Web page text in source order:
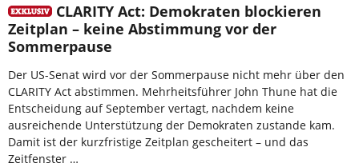
CLARITY Act: Demokraten blockieren
Zeitplan – keine Abstimmung vor der
Sommerpause
Der US-Senat wird vor der Sommerpause nicht mehr über den
CLARITY Act abstimmen. Mehrheitsführer John Thune hat die
Entscheidung auf September vertagt, nachdem keine
ausreichende Unterstützung der Demokraten zustande kam.
Damit ist der kurzfristige Zeitplan gescheitert – und das
Zeitfenster …